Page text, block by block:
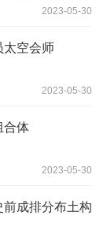
2023-05-30
太空会师
2023-05-30
合体
2023-05-30
成排分布土构